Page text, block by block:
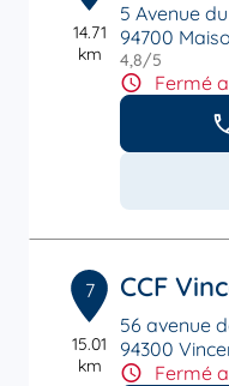
14.71
km
5 Avenue
94700
4,8/5
Fermé
7
15.01
km
CCF
56 avenue
94300
Fermé